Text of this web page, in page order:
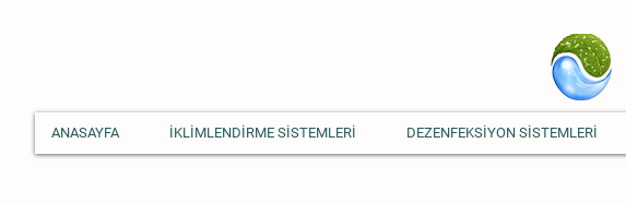
ANASAYFA İKLİMLENDİRME SİSTEMLERİ DEZENFEKSİYON SİSTEMLERİ